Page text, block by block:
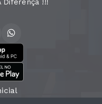
Diferença !!!